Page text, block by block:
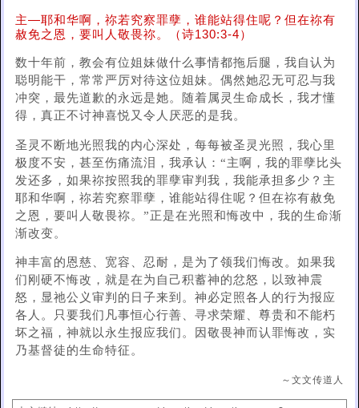
主—耶和华啊，祢若究察罪孽，谁能站得住呢？但在祢有
赦免之恩，要叫人敬畏祢。（诗130:3-4）
数十年前，教会有位姐妹做什么事情都拖后腿，我自认为
聪明能干，常常严厉对待这位姐妹。偶然她忍无可忍与我
冲突，最先道歉的永远是她。随着属灵生命成长，我才懂
得，真正不讨神喜悦又令人厌恶的是我。
圣灵不断地光照我的内心深处，每每被圣灵光照，我心里
极度不安，甚至伤痛流泪，我承认：“主啊，我的罪孽比头
发还多，如果祢按照我的罪孽审判我，我能承担多少？主
耶和华啊，祢若究察罪孽，谁能站得住呢？但在祢有赦免
之恩，要叫人敬畏祢。”正是在光照和悔改中，我的生命渐
渐改变。
神丰富的恩慈、宽容、忍耐，是为了领我们悔改。如果我
们刚硬不悔改，就是在为自己积蓄神的忿怒，以致神震
怒，显祂公义审判的日子来到。神必定照各人的行为报应
各人。只要我们凡事恒心行善、寻求荣耀、尊贵和不能朽
坏之福，神就以永生报应我们。因敬畏神而认罪悔改，实
乃基督徒的生命特征。
～文文传道人